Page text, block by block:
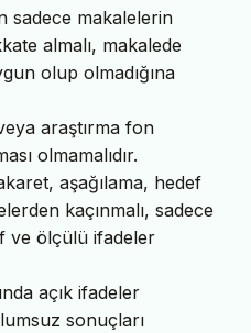
sadece makalelerin
almalı, makalede
olup olmadığına
araştırma fon
olmamalıdır.
aşağılama, hedef
kaçınmalı, sadece
ve ölçülü ifadeler
açık ifadeler
sonuçları